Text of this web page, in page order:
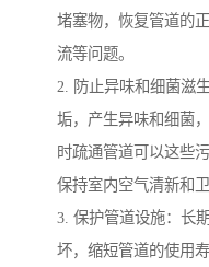
堵塞物，恢复管道的
流等问题。
2. 防止异味和细菌滋
垢，产生异味和细菌
时疏通管道可以这些
保持室内空气清新和卫
3. 保护管道设施：长
坏，缩短管道的使用